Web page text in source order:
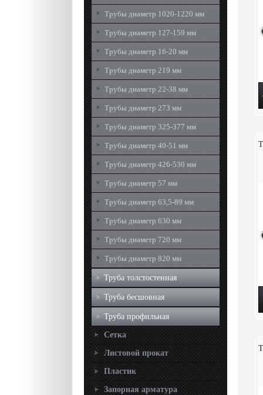
Трубы диаметр 1020-1220 мм
Трубы диаметр 127-159 мм
Трубы диаметр 16-20 мм
Трубы диаметр 219 мм
Трубы диаметр 22-38 мм
Трубы диаметр 273 мм
Трубы диаметр 325-377 мм
Трубы диаметр 40-51 мм
Трубы диаметр 426-530 мм
Трубы диаметр 57 мм
Трубы диаметр 63,5-89 мм
Трубы диаметр 630 мм
Трубы диаметр 720 мм
Трубы диаметр 820 мм
Труба толстостенная
Труба бесшовная
Труба профильная
Сетка
Листовой прокат
Пластик
Запорная арматура